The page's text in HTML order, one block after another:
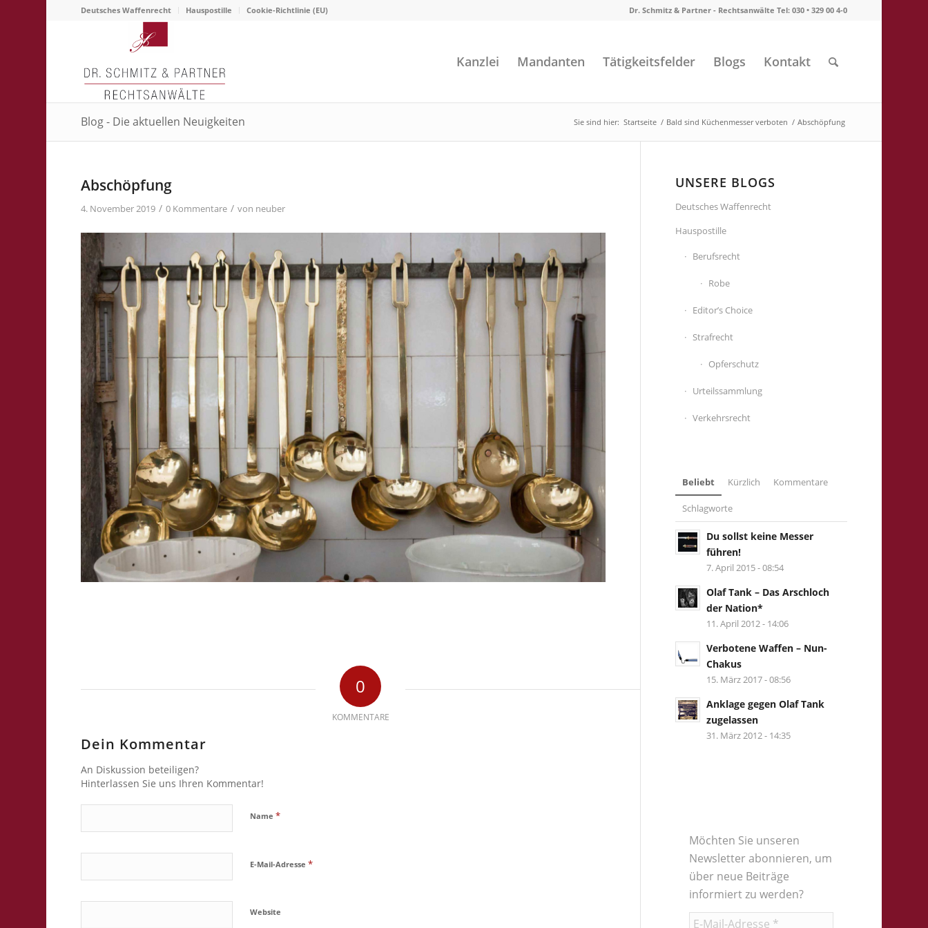
Deutsches Waffenrecht Hauspostille Cookie-Richtlinie (EU) Dr. Schmitz & Partner - Rechtsanwälte Tel: 030 • 329 00 4-0
Kanzlei Mandanten Tätigkeitsfelder Blogs Kontakt
Blog - Die aktuellen Neuigkeiten Sie sind hier: Startseite / Bald sind Küchenmesser verboten / Abschöpfung
Abschöpfung
4. November 2019 / 0 Kommentare / von neuber
0
KOMMENTARE
Dein Kommentar
An Diskussion beteiligen?
Hinterlassen Sie uns Ihren Kommentar!
Name*
E-Mail-Adresse*
Website
UNSERE BLOGS
Deutsches Waffenrecht
Hauspostille
Berufsrecht
Robe
Editor’s Choice
Strafrecht
Opferschutz
Urteilssammlung
Verkehrsrecht
Beliebt Kürzlich Kommentare
Schlagworte
Du sollst keine Messer
führen!
7. April 2015 - 08:54
Olaf Tank – Das Arschloch
der Nation*
11. April 2012 - 14:06
Verbotene Waffen – Nun-
Chakus
15. März 2017 - 08:56
Anklage gegen Olaf Tank
zugelassen
31. März 2012 - 14:35
Möchten Sie unseren
Newsletter abonnieren, um
über neue Beiträge
informiert zu werden?